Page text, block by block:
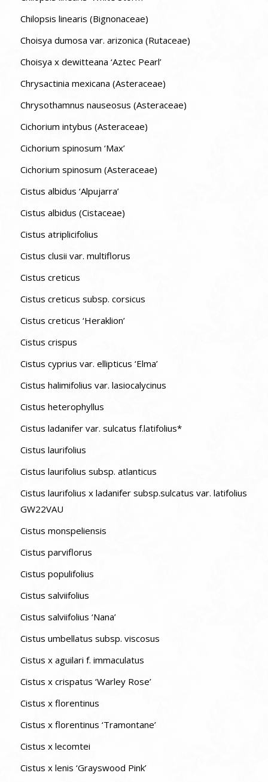
Chilopsis linearis (Bignonaceae)
Choisya dumosa var. arizonica (Rutaceae)
Choisya x dewitteana ‘Aztec Pearl’
Chrysactinia mexicana (Asteraceae)
Chrysothamnus nauseosus (Asteraceae)
Cichorium intybus (Asteraceae)
Cichorium spinosum ‘Max’
Cichorium spinosum (Asteraceae)
Cistus albidus ‘Alpujarra’
Cistus albidus (Cistaceae)
Cistus atriplicifolius
Cistus clusii var. multiflorus
Cistus creticus
Cistus creticus subsp. corsicus
Cistus creticus ‘Heraklion’
Cistus crispus
Cistus cyprius var. ellipticus ‘Elma’
Cistus halimifolius var. lasiocalycinus
Cistus heterophyllus
Cistus ladanifer var. sulcatus f.latifolius*
Cistus laurifolius
Cistus laurifolius subsp. atlanticus
Cistus laurifolius x ladanifer subsp.sulcatus var. latifolius
GW22VAU
Cistus monspeliensis
Cistus parviflorus
Cistus populifolius
Cistus salviifolius
Cistus salviifolius ‘Nana’
Cistus umbellatus subsp. viscosus
Cistus x aguilari f. immaculatus
Cistus x crispatus ‘Warley Rose’
Cistus x florentinus
Cistus x florentinus ‘Tramontane’
Cistus x lecomtei
Cistus x lenis ‘Grayswood Pink’